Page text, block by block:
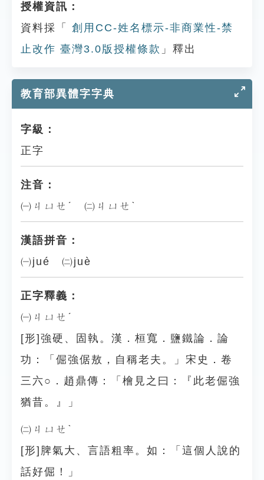
授權資訊：
資料採「
創用CC-姓名標示-非商業性-禁
止改作 臺灣3.0版授權條款 」釋出
教育部異體字字典
字級：
正字
注音：
㈠ㄐㄩㄝˊ ㈡ㄐㄩㄝˋ
漢語拼音：
㈠jué ㈡juè
正字釋義：
㈠ㄐㄩㄝˊ
[形]強硬、固執。漢．桓寬．鹽鐵論．論
功：「倔強倨敖，自稱老夫。」宋史．卷
三六○．趙鼎傳：「檜見之曰：『此老倔強
猶昔。』」
㈡ㄐㄩㄝˋ
[形]脾氣大、言語粗率。如：「這個人說的
話好倔！」